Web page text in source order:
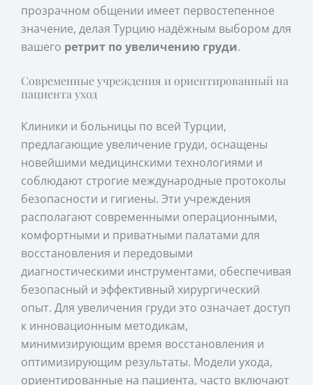
прозрачном общении имеет первостепенное
значение, делая Турцию надёжным выбором для
вашего ретрит по увеличению груди.
Современные учреждения и ориентированный на
пациента уход
Клиники и больницы по всей Турции,
предлагающие увеличение груди, оснащены
новейшими медицинскими технологиями и
соблюдают строгие международные протоколы
безопасности и гигиены. Эти учреждения
располагают современными операционными,
комфортными и приватными палатами для
восстановления и передовыми
диагностическими инструментами, обеспечивая
безопасный и эффективный хирургический
опыт. Для увеличения груди это означает доступ
к инновационным методикам,
минимизирующим время восстановления и
оптимизирующим результаты. Модели ухода,
ориентированные на пациента, часто включают